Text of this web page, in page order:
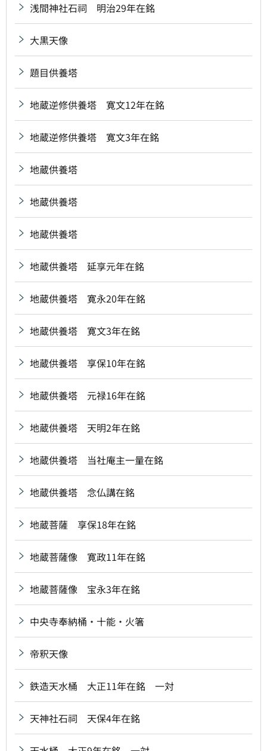
浅間神社石祠 明治29年在銘
大黒天像
題目供養塔
地蔵逆修供養塔 寛文12年在銘
地蔵逆修供養塔 寛文3年在銘
地蔵供養塔
地蔵供養塔
地蔵供養塔
地蔵供養塔 延享元年在銘
地蔵供養塔 寛永20年在銘
地蔵供養塔 寛文3年在銘
地蔵供養塔 享保10年在銘
地蔵供養塔 元禄16年在銘
地蔵供養塔 天明2年在銘
地蔵供養塔 当社庵主一量在銘
地蔵供養塔 念仏講在銘
地蔵菩薩 享保18年在銘
地蔵菩薩像 寛政11年在銘
地蔵菩薩像 宝永3年在銘
中央寺奉納桶・十能・火箸
帝釈天像
鉄造天水桶 大正11年在銘 一対
天神社石祠 天保4年在銘